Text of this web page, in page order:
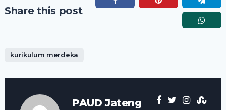
Share this post
kurikulum merdeka
PAUD Jateng